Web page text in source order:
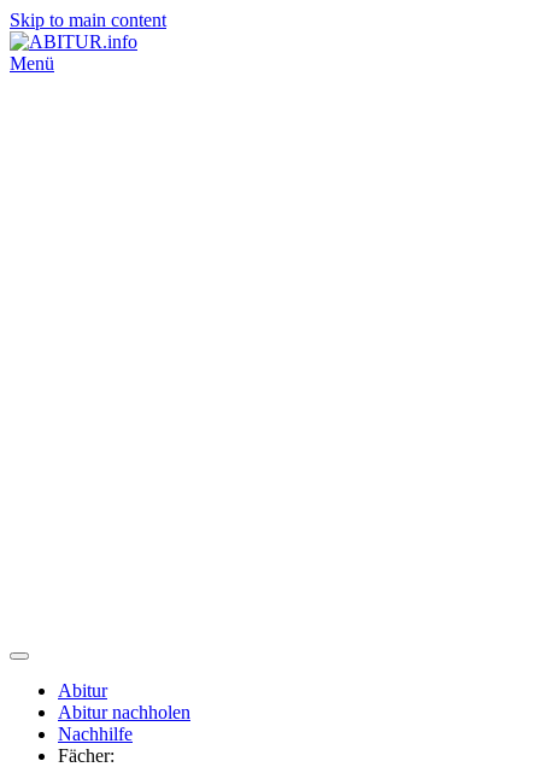
Skip to main content
Menü
Abitur
Abitur nachholen
Nachhilfe
Fächer: